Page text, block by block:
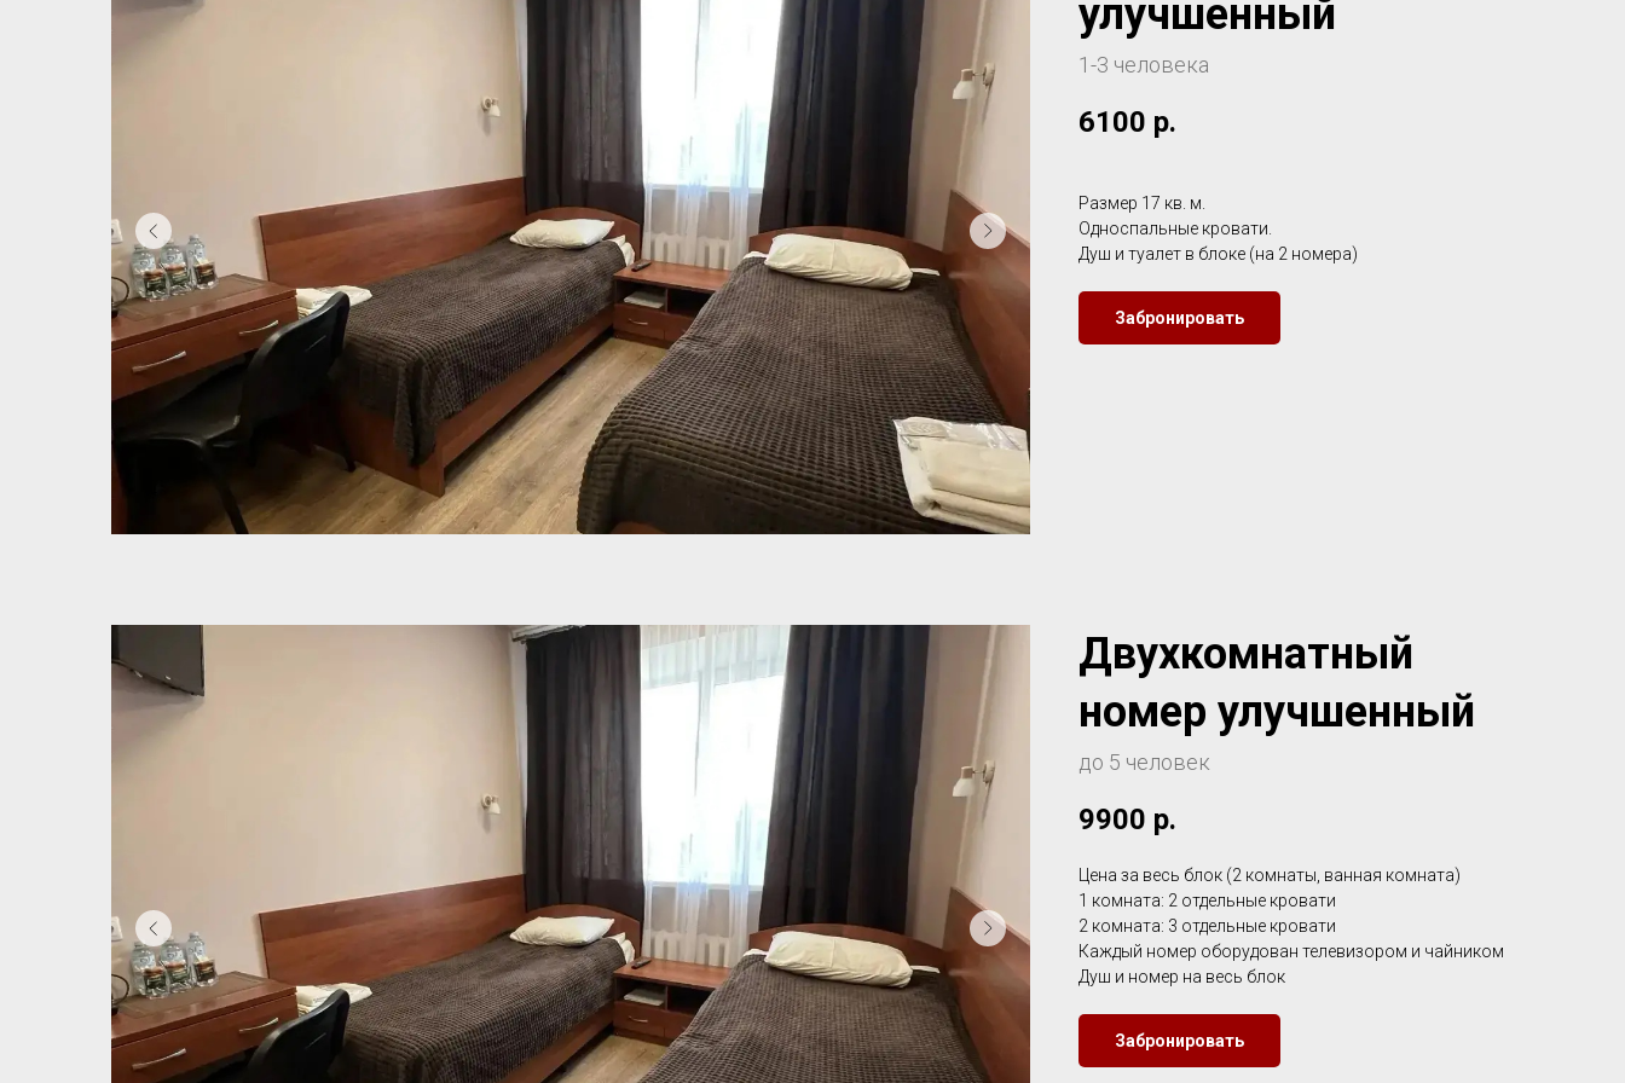
улучшенный
1-3 человека
6100 р.
Размер 17 кв. м.
Односпальные кровати.
Душ и туалет в блоке (на 2 номера)
Забронировать
Двухкомнатный
номер улучшенный
до 5 человек
9900 р.
Цена за весь блок (2 комнаты, ванная комната)
1 комната: 2 отдельные кровати
2 комната: 3 отдельные кровати
Каждый номер оборудован телевизором и чайником
Душ и номер на весь блок
Забронировать